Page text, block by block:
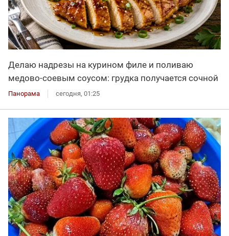
Делаю надрезы на курином филе и поливаю
медово-соевым соусом: грудка получается сочной
Панорама сегодня, 01:25